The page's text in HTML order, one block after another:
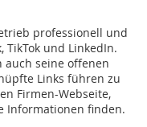
professionell und
TikTok und LinkedIn.
seine offenen
Links führen zu
Firmen-Webseite,
Informationen finden.